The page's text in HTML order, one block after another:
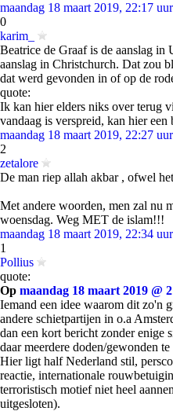
maandag 18 maart 2019, 22:17 uur
0
karim_
Beatrice de Graaf is de aanslag in
aanslag in Christchurch. Dat zou
dat werd gevonden in of op de
quote:
Ik kan hier elders niks over terug
vandaag is verspreid, kan hier
maandag 18 maart 2019, 22:27 uur
2
zetalore
De man riep allah akbar , ofwel
Met andere woorden, men zal nu
woensdag. Weg MET de islam!!!
maandag 18 maart 2019, 22:34 uur
1
Pollius
quote:
Op maandag 18 maart 2019 @
Iemand een idee waarom dit zo'n
andere schietpartijen in o.a
dan een kort bericht zonder enige
daar meerdere doden/gewonden
Hier ligt half Nederland stil,
reactie, internationale
terroristisch motief niet heel
uitgesloten).